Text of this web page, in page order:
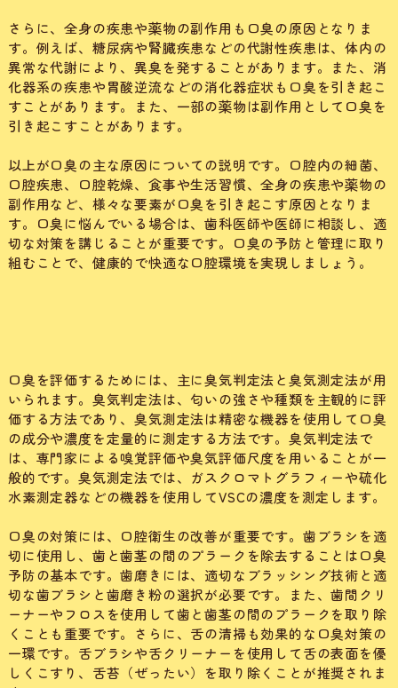
さらに、全身の疾患や薬物の副作用も口臭の原因となりま
す。例えば、糖尿病や腎臓疾患などの代謝性疾患は、体内の
異常な代謝により、異臭を発することがあります。また、消
化器系の疾患や胃酸逆流などの消化器症状も口臭を引き起こ
すことがあります。また、一部の薬物は副作用として口臭を
引き起こすことがあります。
以上が口臭の主な原因についての説明です。口腔内の細菌、
口腔疾患、口腔乾燥、食事や生活習慣、全身の疾患や薬物の
副作用など、様々な要素が口臭を引き起こす原因となりま
す。口臭に悩んでいる場合は、歯科医師や医師に相談し、適
切な対策を講じることが重要です。口臭の予防と管理に取り
組むことで、健康的で快適な口腔環境を実現しましょう。
口臭を評価するためには、主に臭気判定法と臭気測定法が用
いられます。臭気判定法は、匂いの強さや種類を主観的に評
価する方法であり、臭気測定法は精密な機器を使用して口臭
の成分や濃度を定量的に測定する方法です。臭気判定法で
は、専門家による嗅覚評価や臭気評価尺度を用いることが一
般的です。臭気測定法では、ガスクロマトグラフィーや硫化
水素測定器などの機器を使用してVSCの濃度を測定します。
口臭の対策には、口腔衛生の改善が重要です。歯ブラシを適
切に使用し、歯と歯茎の間のプラークを除去することは口臭
予防の基本です。歯磨きには、適切なブラッシング技術と適
切な歯ブラシと歯磨き粉の選択が必要です。また、歯間クリ
ーナーやフロスを使用して歯と歯茎の間のプラークを取り除
くことも重要です。さらに、舌の清掃も効果的な口臭対策の
一環です。舌ブラシや舌クリーナーを使用して舌の表面を優
しくこすり、舌苔（ぜったい）を取り除くことが推奨されま